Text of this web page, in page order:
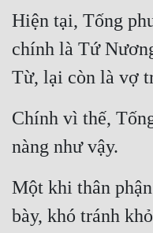
Đẹp
Cơ Trí
Hiện tại, Tống
chính là Tứ
Từ, lại còn là vợ
Chính vì thế,
nàng như vậy.
Một khi thân
bày, khó tránh